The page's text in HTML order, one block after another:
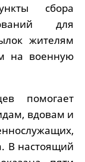
сбора
для
жителям
на военную
помогает
вдовам и
В настоящий